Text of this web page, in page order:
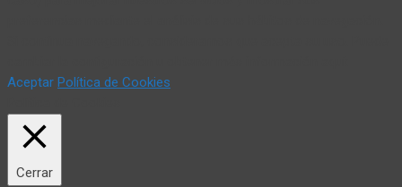
Aceptar Política de Cookies
Cerrar